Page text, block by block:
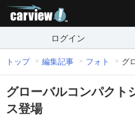
ログイン
トップ 編集記事 フォト グ
グローバルコンパクト
ス登場